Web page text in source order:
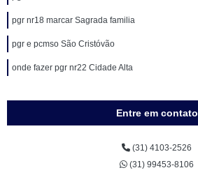
pgr nr18 marcar Sagrada familia
pgr e pcmso São Cristóvão
onde fazer pgr nr22 Cidade Alta
Entre em contato
(31) 4103-2526
(31) 99453-8106